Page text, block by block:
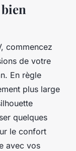
commencez
de votre
En règle
plus large
quelques
le confort
avec vos